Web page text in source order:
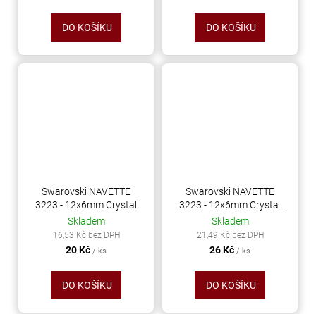
DO KOŠÍKU DO KOŠÍKU
Swarovski NAVETTE
3223 - 12x6mm Crystal
Skladem
16,53 Kč bez DPH
20 Kč / ks
DO KOŠÍKU
Swarovski NAVETTE
3223 - 12x6mm Crystal
AB
Skladem
21,49 Kč bez DPH
26 Kč / ks
DO KOŠÍKU